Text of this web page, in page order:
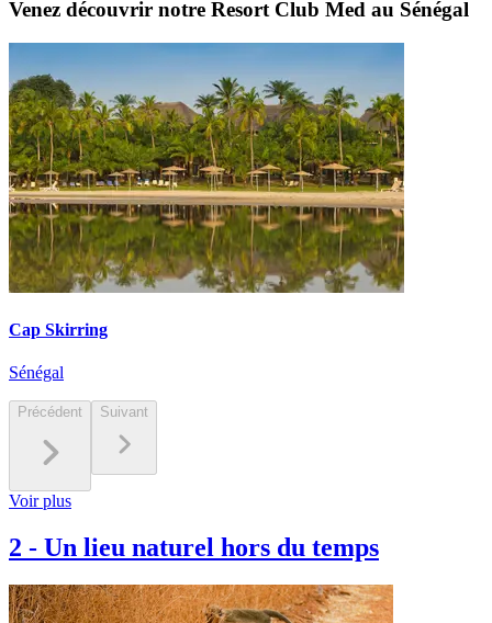
Venez découvrir notre Resort Club Med au Sénégal
Cap Skirring
Sénégal
Précédent Suivant
Voir plus
2 - Un lieu naturel hors du temps